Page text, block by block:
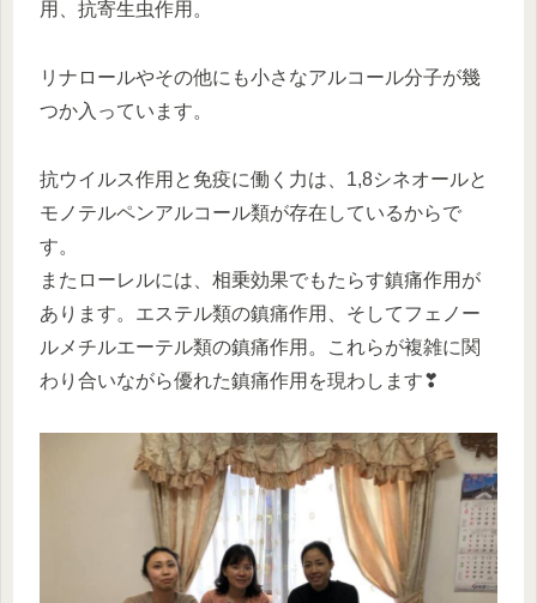
用、抗寄生虫作用。
リナロールやその他にも小さなアルコール分子が幾
つか入っています。
抗ウイルス作用と免疫に働く力は、1,8シネオールと
モノテルペンアルコール類が存在しているからで
す。
またローレルには、相乗効果でもたらす鎮痛作用が
あります。エステル類の鎮痛作用、そしてフェノー
ルメチルエーテル類の鎮痛作用。これらが複雑に関
わり合いながら優れた鎮痛作用を現わします❣